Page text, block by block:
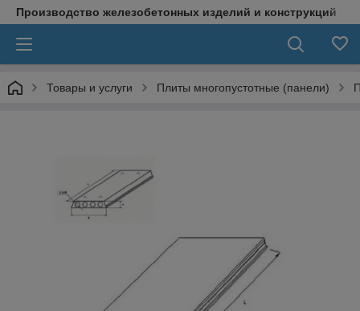
Производство железобетонных изделий и конструкций
Товары и услуги Плиты многопустотные (панели)